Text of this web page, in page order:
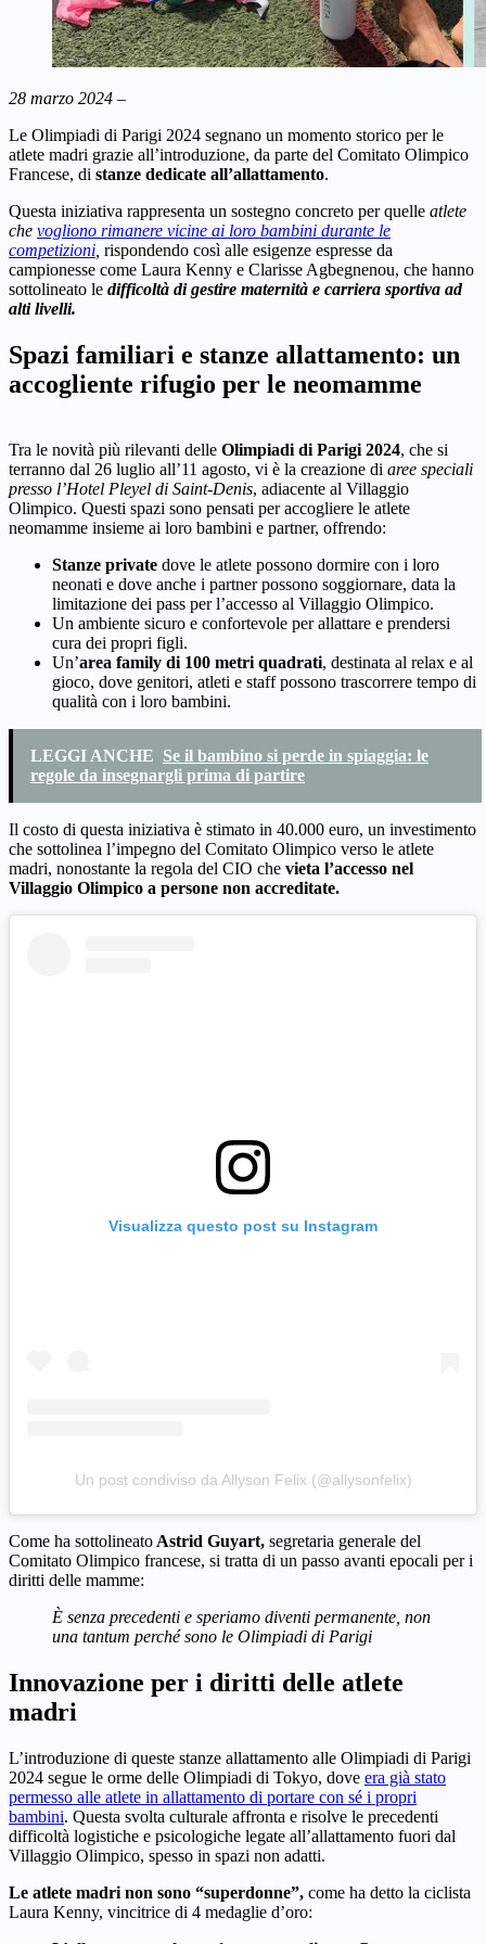
28 marzo 2024 –
Le Olimpiadi di Parigi 2024 segnano un momento storico per le
atlete madri grazie all’introduzione, da parte del Comitato Olimpico
Francese, di stanze dedicate all’allattamento.
Questa iniziativa rappresenta un sostegno concreto per quelle atlete
che vogliono rimanere vicine ai loro bambini durante le
competizioni rispondendo così alle esigenze espresse da
campionesse come Laura Kenny e Clarisse Agbegnenou, che hanno
sottolineato le difficoltà di gestire maternità e carriera sportiva ad
alti livelli.
Spazi familiari e stanze allattamento: un
accogliente rifugio per le neomamme
Tra le novità più rilevanti delle Olimpiadi di Parigi 2024, che si
terranno dal 26 luglio all’11 agosto, vi è la creazione di aree speciali
presso l’Hotel Pleyel di Saint-Denis, adiacente al Villaggio
Olimpico. Questi spazi sono pensati per accogliere le atlete
neomamme insieme ai loro bambini e partner, offrendo:
Stanze private dove le atlete possono dormire con i loro
neonati e dove anche i partner possono soggiornare, data la
limitazione dei pass per l’accesso al Villaggio Olimpico.
Un ambiente sicuro e confortevole per allattare e prendersi
cura dei propri figli.
Un’area family di 100 metri quadrati, destinata al relax e al
gioco, dove genitori, atleti e staff possono trascorrere tempo di
qualità con i loro bambini.
LEGGI ANCHE Se il bambino si perde in spiaggia: le
regole da insegnargli prima di partire
Il costo di questa iniziativa è stimato in 40.000 euro, un investimento
che sottolinea l’impegno del Comitato Olimpico verso le atlete
madri, nonostante la regola del CIO che vieta l’accesso nel
Villaggio Olimpico a persone non accreditate.
Visualizza questo post su Instagram
Un post condiviso da Allyson Felix (@allysonfelix)
Come ha sottolineato Astrid Guyart, segretaria generale del
Comitato Olimpico francese, si tratta di un passo avanti epocali per i
diritti delle mamme:
È senza precedenti e speriamo diventi permanente, non
una tantum perché sono le Olimpiadi di Parigi
Innovazione per i diritti delle atlete
madri
L’introduzione di queste stanze allattamento alle Olimpiadi di Parigi
2024 segue le orme delle Olimpiadi di Tokyo, dove era già stato
permesso alle atlete in allattamento di portare con sé i propri
bambini. Questa svolta culturale affronta e risolve le precedenti
difficoltà logistiche e psicologiche legate all’allattamento fuori dal
Villaggio Olimpico, spesso in spazi non adatti.
Le atlete madri non sono “superdonne”, come ha detto la ciclista
Laura Kenny, vincitrice di 4 medaglie d’oro: